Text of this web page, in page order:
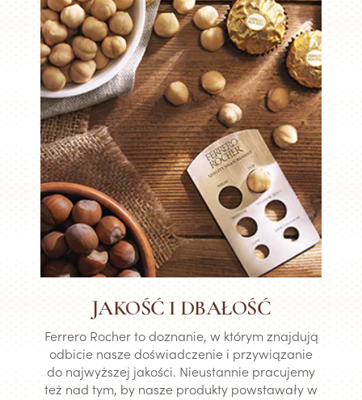
JAKOŚĆ I DBAŁOŚĆ
Ferrero Rocher to doznanie, w którym znajdują
odbicie nasze doświadczenie i przywiązanie
do najwyższej jakości. Nieustannie pracujemy
też nad tym, by nasze produkty powstawały w